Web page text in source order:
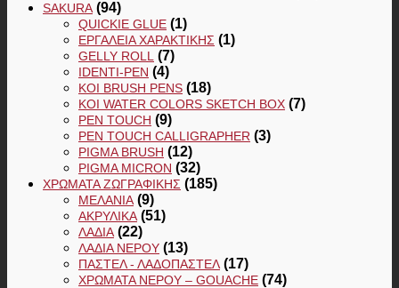
SAKURA (94)
QUICKIE GLUE (1)
ΕΡΓΑΛΕΊΑ ΧΑΡΑΚΤΙΚΉΣ (1)
GELLY ROLL (7)
IDENTI-PEN (4)
KOI BRUSH PENS (18)
KOI WATER COLORS SKETCH BOX (7)
PEN TOUCH (9)
PEN TOUCH CALLIGRAPHER (3)
PIGMA BRUSH (12)
PIGMA MICRON (32)
ΧΡΏΜΑΤΑ ΖΩΓΡΑΦΙΚΉΣ (185)
ΜΕΛΆΝΙΑ (9)
ΑΚΡΥΛΙΚΆ (51)
ΛΆΔΙΑ (22)
ΛΆΔΙΑ ΝΕΡΟΎ (13)
ΠΑΣΤΕΛ - ΛΑΔΟΠΑΣΤΕΛ (17)
ΧΡΏΜΑΤΑ ΝΕΡΟΎ – GOUACHE (74)